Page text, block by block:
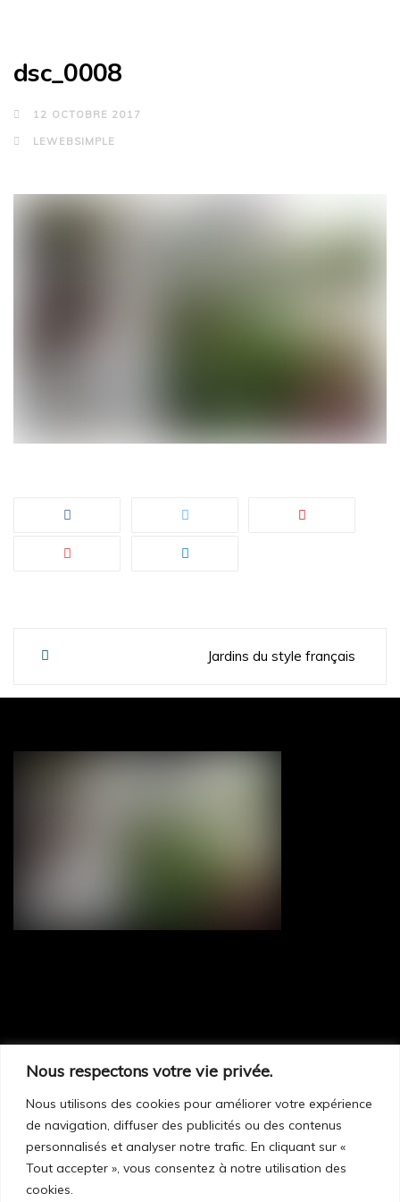
Nous respectons votre vie privée.
Nous utilisons des cookies pour améliorer votre expérience
de navigation, diffuser des publicités ou des contenus
personnalisés et analyser notre trafic. En cliquant sur «
Tout accepter », vous consentez à notre utilisation des
cookies.
dsc_0008
12 OCTOBRE 2017
LEWEBSIMPLE
Post
navigation
Jardins du style français
Sur rendez-vous seulement :
248, route 299
Cascapédia–Saint-Jules (Qc) G0C 1T0